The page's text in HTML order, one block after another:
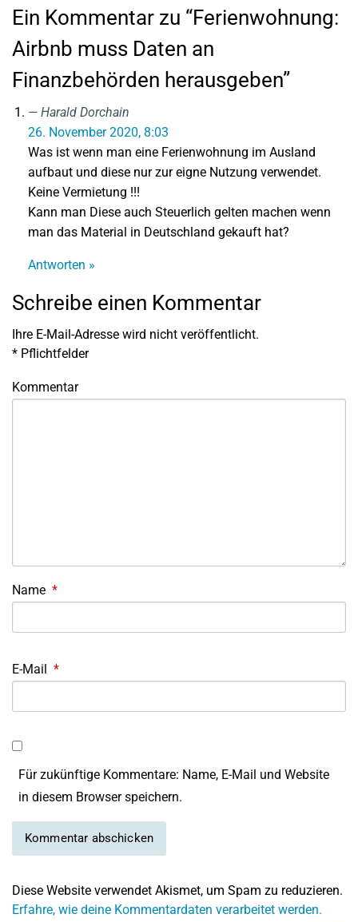
Ein Kommentar zu “Ferienwohnung:
Airbnb muss Daten an
Finanzbehörden herausgeben”
Harald Dorchain
26. November 2020, 8:03
Was ist wenn man eine Ferienwohnung im Ausland
aufbaut und diese nur zur eigne Nutzung verwendet.
Keine Vermietung !!!
Kann man Diese auch Steuerlich gelten machen wenn
man das Material in Deutschland gekauft hat?
Antworten »
Schreibe einen Kommentar
Ihre E-Mail-Adresse wird nicht veröffentlicht.
* Pflichtfelder
Kommentar
Name *
E-Mail *
Für zukünftige Kommentare: Name, E-Mail und Website
in diesem Browser speichern.
Diese Website verwendet Akismet, um Spam zu reduzieren.
Erfahre, wie deine Kommentardaten verarbeitet werden.